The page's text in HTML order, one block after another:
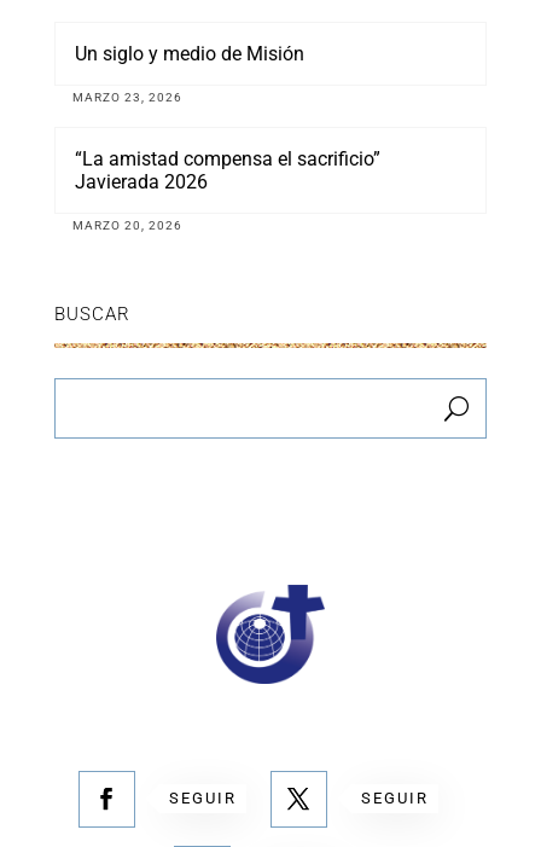
Un siglo y medio de Misión
MARZO 23, 2026
“La amistad compensa el sacrificio”
Javierada 2026
MARZO 20, 2026
BUSCAR
SEGUIR SEGUIR